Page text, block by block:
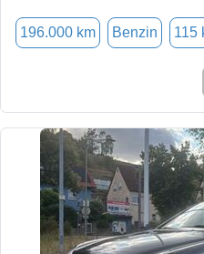
196.000 km Benzin 115